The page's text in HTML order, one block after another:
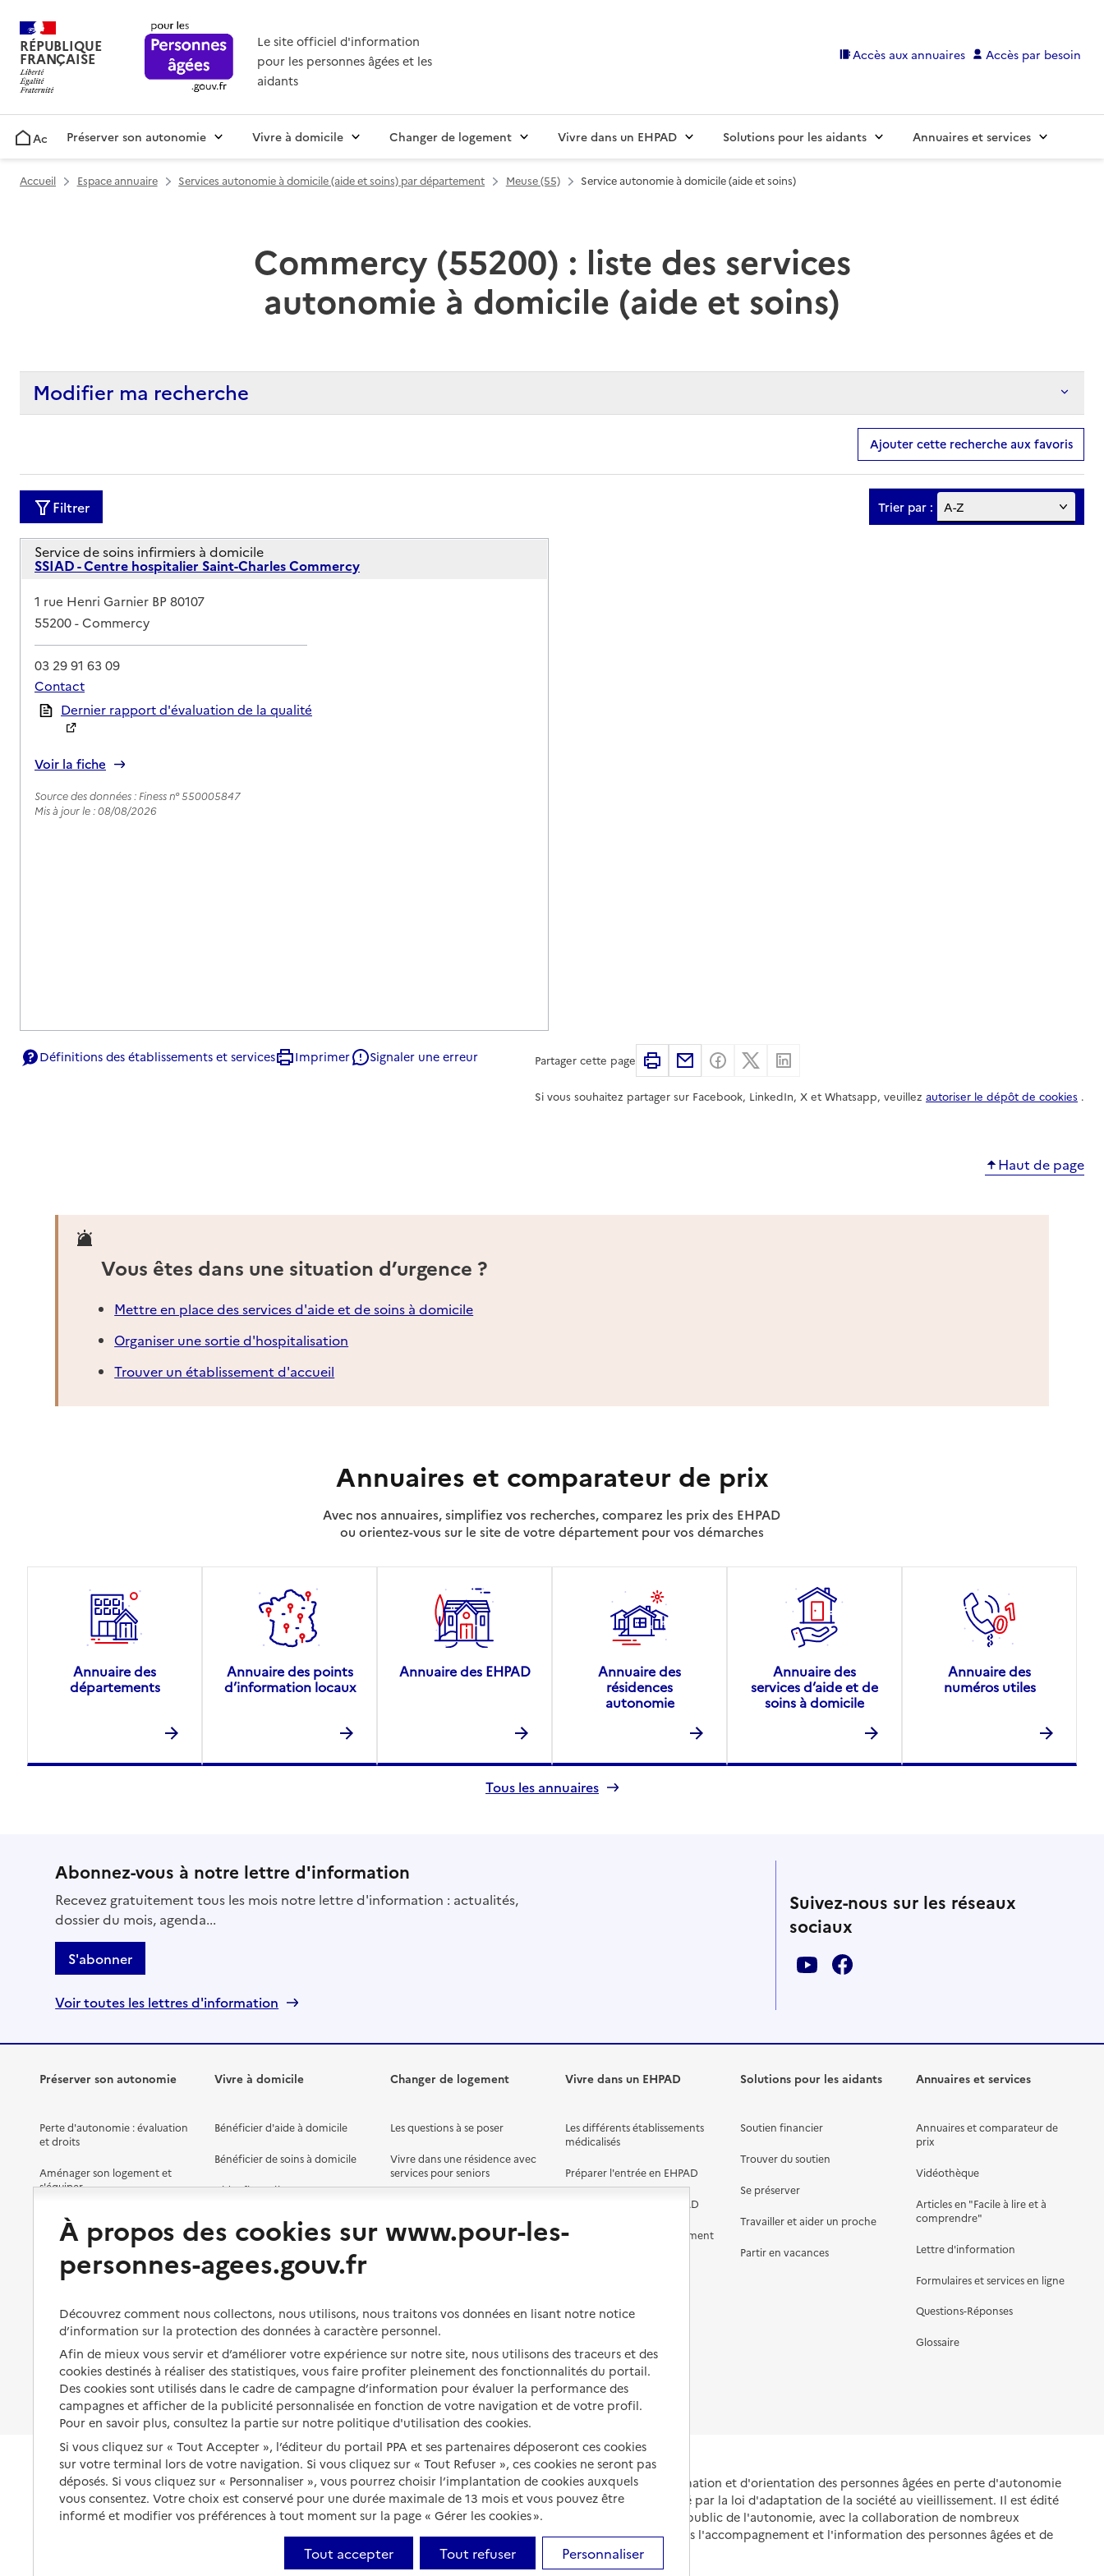
RÉPUBLIQUE
FRANÇAISE
Le site officiel d'information
pour les personnes âgées et les
aidants
Accès aux annuaires Accès par besoin
AccueilPréserver son autonomie Vivre à domicile Changer de logement Vivre dans un EHPAD Solutions pour les aidants Annuaires et services
Accueil Espace annuaire Services autonomie à domicile (aide et soins) par département Meuse (55) Service autonomie à domicile (aide et soins)
Commercy (55200) : liste des services
autonomie à domicile (aide et soins)
Modifier ma recherche
Ajouter cette recherche aux favoris
Filtrer Trier par :
Service de soins infirmiers à domicile
SSIAD - Centre hospitalier Saint-Charles Commercy
Adresse
1 rue Henri Garnier BP 80107
55200-Commercy
03 29 91 63 09
Contact
Rapport HAS
Dernier rapport d'évaluation de la qualité
Voir la fiche
Source des données : Finess n° 550005847
Mis à jour le : 08/08/2026
Définitions des établissements et services Imprimer Signaler une erreur Partager cette page ImprimerPartager par email
Partager sur Facebook
Partager sur X
Si vous souhaitez partager sur Facebook, LinkedIn, X et Whatsapp, veuillez autoriser le dépôt de cookies .
Haut de page
Vous êtes dans une situation d’urgence ?
Mettre en place des services d'aide et de soins à domicile
Organiser une sortie d'hospitalisation
Trouver un établissement d'accueil
Annuaires et comparateur de prix
Avec nos annuaires, simplifiez vos recherches, comparez les prix des EHPAD
ou orientez-vous sur le site de votre département pour vos démarches
Annuaire des
départements
Annuaire des points
d’information locaux
Annuaire des EHPAD
Annuaire des
résidences
autonomie
Annuaire des
services d’aide et de
soins à domicile
Annuaire des
numéros utiles
Tous les annuaires
Abonnez-vous à notre lettre d'information
Recevez gratuitement tous les mois notre lettre d'information : actualités,
dossier du mois, agenda...
S'abonner
Voir toutes les lettres d'information
Suivez-nous sur les réseaux
sociaux
Préserver son autonomie
Perte d'autonomie : évaluation
et droits
Aménager son logement et
s'équiper
Préserver son autonomie et sa
santé
Organiser à l'avance sa propre
protection
Les mesures de protection
Les obligations de la famille
À qui s’adresser ?
Les politiques du grand âge
Vivre à domicile
Bénéficier d'aide à domicile
Bénéficier de soins à domicile
Aides financières
Solutions d'accueil temporaire
Vivre à domicile avec une
Être hospitalisé
Fin de vie à domicile
Changer de logement
Les questions à se poser
Vivre dans une résidence avec
services pour seniors
Vivre en accueil familial
Vivre dans un EHPAD
Les différents établissements
médicalisés
Préparer l'entrée en EHPAD
Aides financières en EHPAD
Prévention, accompagnement
Fin de vie en EHPAD
Solutions pour les aidants
Soutien financier
Trouver du soutien
Se préserver
Travailler et aider un proche
Partir en vacances
Annuaires et services
Annuaires et comparateur de
prix
Vidéothèque
Articles en "Facile à lire et à
comprendre"
Lettre d'information
Formulaires et services en ligne
Questions-Réponses
Glossaire
Portail national d'information et d'orientation des personnes âgées en perte d'autonomie
et de leurs proches, créé par la loi d'adaptation de la société au vieillissement. Il est édité
et animé par le Service public de l'autonomie, avec la collaboration de nombreux
partenaires engagés dans l'accompagnement et l'information des personnes âgées et de
leurs aidants.
À propos des cookies sur www.pour-les-
personnes-agees.gouv.fr
Découvrez comment nous collectons, nous utilisons, nous traitons vos données en lisant notre notice
d’information sur la protection des données à caractère personnel.
Afin de mieux vous servir et d’améliorer votre expérience sur notre site, nous utilisons des traceurs et des
cookies destinés à réaliser des statistiques, vous faire profiter pleinement des fonctionnalités du portail.
Des cookies sont utilisés dans le cadre de campagne d’information pour évaluer la performance des
campagnes et afficher de la publicité personnalisée en fonction de votre navigation et de votre profil.
Pour en savoir plus, consultez la partie sur notre politique d'utilisation des cookies.
Si vous cliquez sur « Tout Accepter », l’éditeur du portail PPA et ses partenaires déposeront ces cookies
sur votre terminal lors de votre navigation. Si vous cliquez sur « Tout Refuser », ces cookies ne seront pas
déposés. Si vous cliquez sur « Personnaliser », vous pourrez choisir l’implantation de cookies auxquels
vous consentez. Votre choix est conservé pour une durée maximale de 13 mois et vous pouvez être
informé et modifier vos préférences à tout moment sur la page « Gérer les cookies ».
Tout accepter Tout refuser Personnaliser